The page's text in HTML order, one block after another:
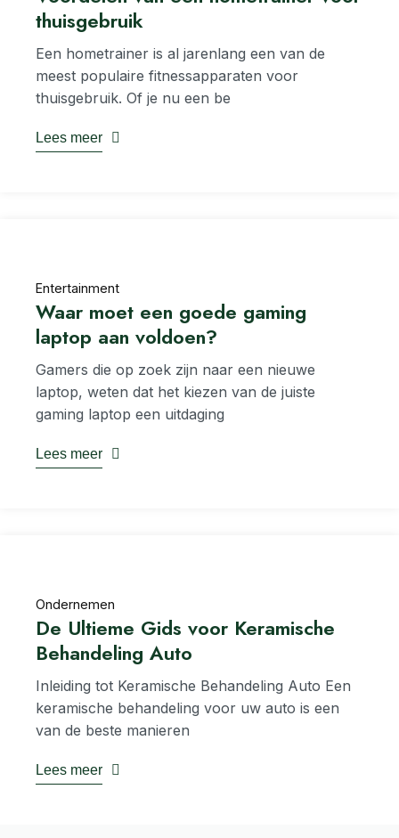
thuisgebruik
Een hometrainer is al jarenlang een van de
meest populaire fitnessapparaten voor
thuisgebruik. Of je nu een be
Lees meer
Entertainment
Waar moet een goede gaming
laptop aan voldoen?
Gamers die op zoek zijn naar een nieuwe
laptop, weten dat het kiezen van de juiste
gaming laptop een uitdaging
Lees meer
Ondernemen
De Ultieme Gids voor Keramische
Behandeling Auto
Inleiding tot Keramische Behandeling Auto Een
keramische behandeling voor uw auto is een
van de beste manieren
Lees meer